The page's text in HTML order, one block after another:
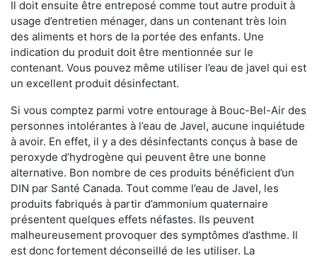
Il doit ensuite être entreposé comme tout autre produit à
usage d’entretien ménager, dans un contenant très loin
des aliments et hors de la portée des enfants. Une
indication du produit doit être mentionnée sur le
contenant. Vous pouvez même utiliser l’eau de javel qui est
un excellent produit désinfectant.
Si vous comptez parmi votre entourage à Bouc-Bel-Air des
personnes intolérantes à l’eau de Javel, aucune inquiétude
à avoir. En effet, il y a des désinfectants conçus à base de
peroxyde d’hydrogène qui peuvent être une bonne
alternative. Bon nombre de ces produits bénéficient d’un
DIN par Santé Canada. Tout comme l’eau de Javel, les
produits fabriqués à partir d’ammonium quaternaire
présentent quelques effets néfastes. Ils peuvent
malheureusement provoquer des symptômes d’asthme. Il
est donc fortement déconseillé de les utiliser. La